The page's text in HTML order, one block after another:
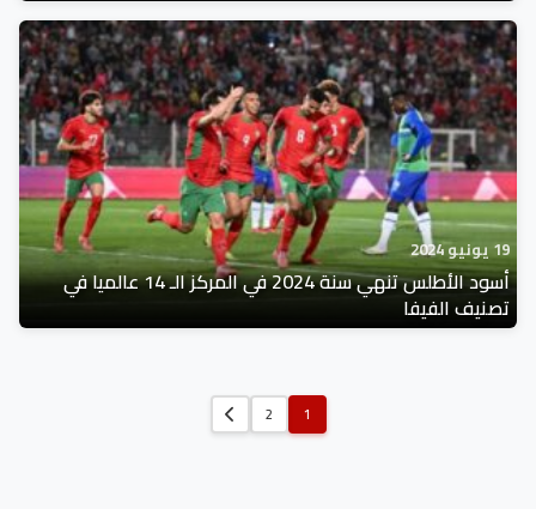
19 يونيو 2024
أسود الأطلس تنهي سنة 2024 في المركز الـ 14 عالميا في
تصنيف الفيفا
1
2